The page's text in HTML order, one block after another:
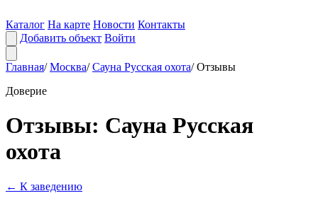
Каталог На карте Новости Контакты
Добавить объект Войти
Главная/ Москва/ Сауна Русская охота/ Отзывы
Доверие
Отзывы: Сауна Русская
охота
← К заведению